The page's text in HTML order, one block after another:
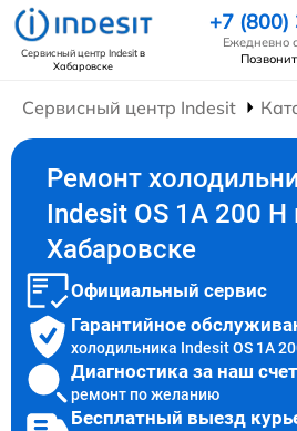
Сервисный центр Indesitв
Хабаровске
+7
Ежедневно
Сервисный центр Indesit
Ремонт
Indesit OS 1A 200 H
Хабаровске
Официальный сервис
Гарантийное
холодильника Indesit OS 1A
Диагностика за наш
ремонт по желанию
Бесплатный выезд